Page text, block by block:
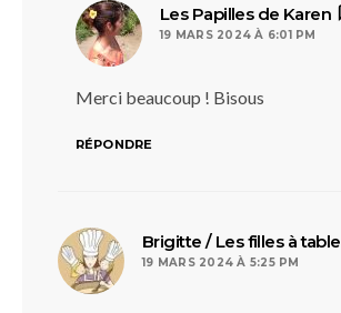
Les Papilles de Karen
19 MARS 2024 À 6:01 PM
Merci beaucoup ! Bisous
RÉPONDRE
Brigitte / Les filles à table
19 MARS 2024 À 5:25 PM